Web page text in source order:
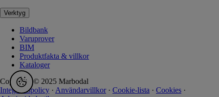
Verktyg
Bildbank
Varuprover
BIM
Produktfakta & villkor
Kataloger
Copyright © 2025 Marbodal
Integritetspolicy · Användarvillkor · Cookie-lista · Cookies ·